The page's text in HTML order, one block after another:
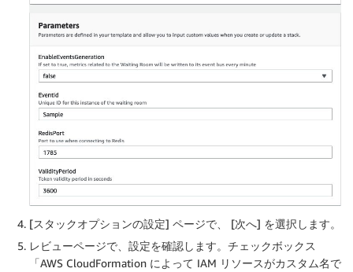
[スタックオプションの設定] ページで、 [次へ] を選択します。
レビューページで、設定を確認します。チェックボックス
「AWS CloudFormation によって IAM リソースがカスタム名で